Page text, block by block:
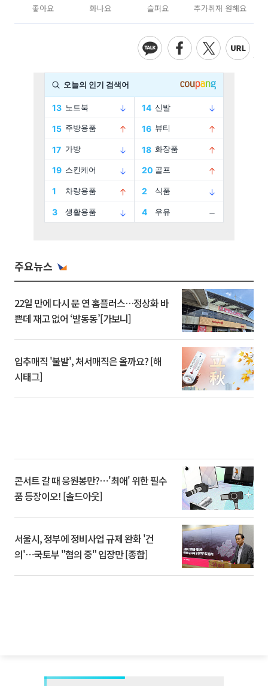
좋아요 화나요 슬퍼요 추가취재 원해요
주요뉴스
22일 만에 다시 문 연 홈플러스…정상화 바
쁜데 재고 없어 ‘발동동’[가보니]
입추매직 '불발', 처서매직은 올까요? [해
시태그]
콘서트 갈 때 응원봉만?⋯'최애' 위한 필수
품 등장이오! [솔드아웃]
서울시, 정부에 정비사업 규제 완화 '건
의'⋯국토부 "협의 중" 입장만 [종합]